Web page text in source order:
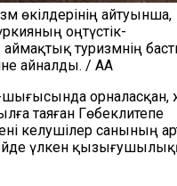
өкілдерінің айтуынша,
оңтүстік-
туризмнің
айналды. / AA
шығысында орналасқан,
ға таяған Гөбеклитепе
келушілер санының
үлкен